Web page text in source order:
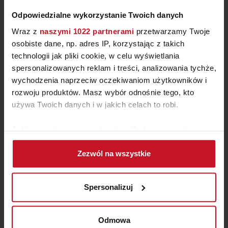
Odpowiedzialne wykorzystanie Twoich danych
Wraz z naszymi 1022 partnerami przetwarzamy Twoje
osobiste dane, np. adres IP, korzystając z takich
technologii jak pliki cookie, w celu wyświetlania
spersonalizowanych reklam i treści, analizowania tychże,
wychodzenia naprzeciw oczekiwaniom użytkowników i
rozwoju produktów. Masz wybór odnośnie tego, kto
używa Twoich danych i w jakich celach to robi.
Jeśli wyrazisz na to zgodę, chcielibyśmy również:
Gromadzić dane dotyczące Twojej lokalizacji
geograficznej z dokładnością nawet do kilku metrów
Identyfikować Twoje urządzenie, aktywnie
(fingerprinting, czyli wirtualny odcisk palca)
Dowiedz się więcej odnośnie tego, jak Twoje osobiste
dane są przetwarzane oraz ustaw własne preferencje w
Zezwól na wszystkie
Spersonalizuj
Odmowa
FOTEL FANCY